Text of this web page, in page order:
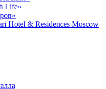
Life»
Hotel & Residences Moscow